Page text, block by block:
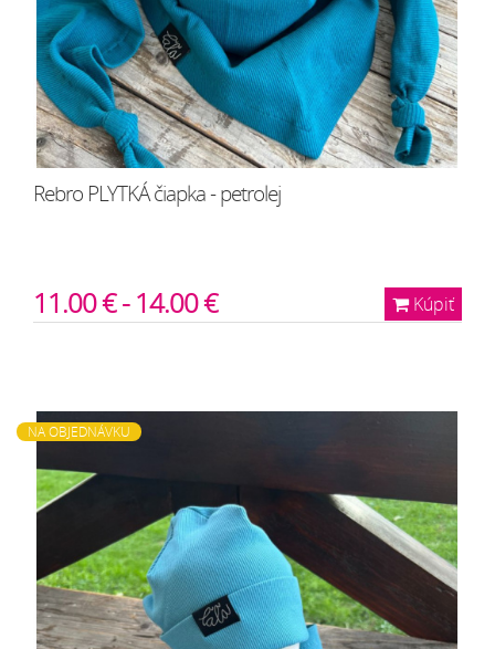
Rebro PLYTKÁ čiapka - petrolej
Kúpiť
11.00 € - 14.00 €
NA OBJEDNÁVKU